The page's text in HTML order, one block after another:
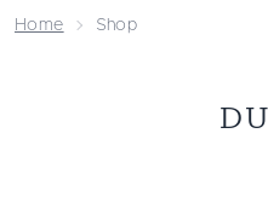
Home Shop